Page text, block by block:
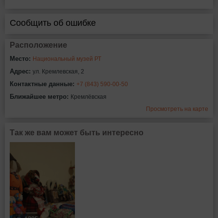
Сообщить об ошибке
Расположение
Место: Национальный музей РТ
Адрес: ул. Кремлевская, 2
Контактные данные: +7 (843) 590-00-50
Ближайшее метро: Кремлёвская
Просмотреть на карте
Так же вам может быть интересно